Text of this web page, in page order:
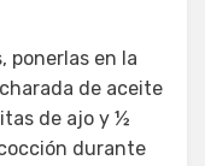
ponerlas en la
de aceite
de ajo y ½
durante